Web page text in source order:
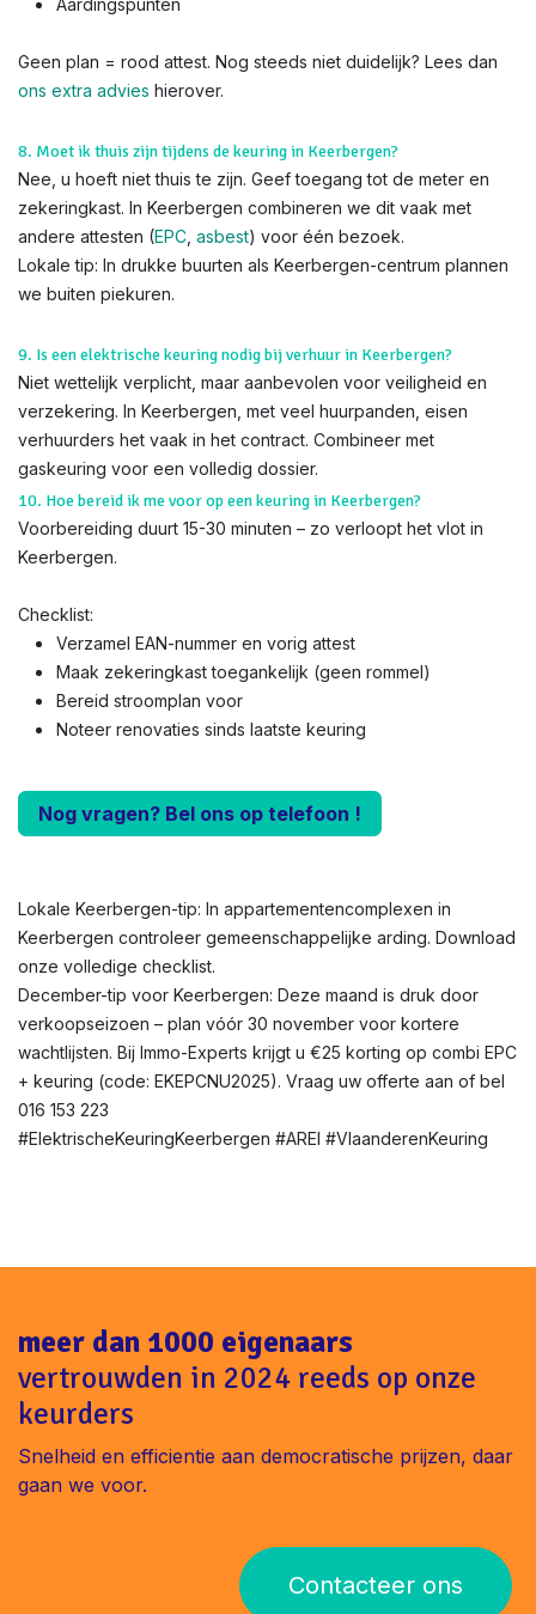
Aardingspunten
Geen plan = rood attest. Nog steeds niet duidelijk? Lees dan
ons extra advies hierover.
8. Moet ik thuis zijn tijdens de keuring in Keerbergen?
Nee, u hoeft niet thuis te zijn. Geef toegang tot de meter en
zekeringkast. In Keerbergen combineren we dit vaak met
andere attesten (EPC asbest) voor één bezoek.
Lokale tip: In drukke buurten als Keerbergen-centrum plannen
we buiten piekuren.
9. Is een elektrische keuring nodig bij verhuur in Keerbergen?
Niet wettelijk verplicht, maar aanbevolen voor veiligheid en
verzekering. In Keerbergen, met veel huurpanden, eisen
verhuurders het vaak in het contract. Combineer met
gaskeuring voor een volledig dossier.
10. Hoe bereid ik me voor op een keuring in Keerbergen?
Voorbereiding duurt 15-30 minuten – zo verloopt het vlot in
Keerbergen.
Checklist:
Verzamel EAN-nummer en vorig attest
Maak zekeringkast toegankelijk (geen rommel)
Bereid stroomplan voor
Noteer renovaties sinds laatste keuring
Nog vragen? Bel ons op telefoon !
Lokale Keerbergen-tip: In appartementencomplexen in
Keerbergen controleer gemeenschappelijke arding. Download
onze volledige checklist.
December-tip voor Keerbergen: Deze maand is druk door
verkoopseizoen – plan vóór 30 november voor kortere
wachtlijsten. Bij Immo-Experts krijgt u €25 korting op combi EPC
+ keuring (code: EKEPCNU2025). Vraag uw offerte aan of bel
016 153 223
#ElektrischeKeuringKeerbergen #AREI #VlaanderenKeuring
meer dan 1000 eigenaars
vertrouwden in 2024 reeds op onze
keurders
Snelheid en efficientie aan democratische prijzen, daar
gaan we voor.
Contacteer ons